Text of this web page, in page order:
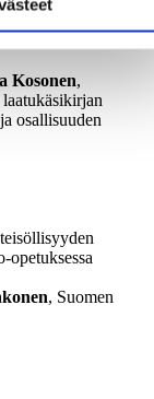
Kosonen,
osallisuuden
opetuksessa
, Suomen